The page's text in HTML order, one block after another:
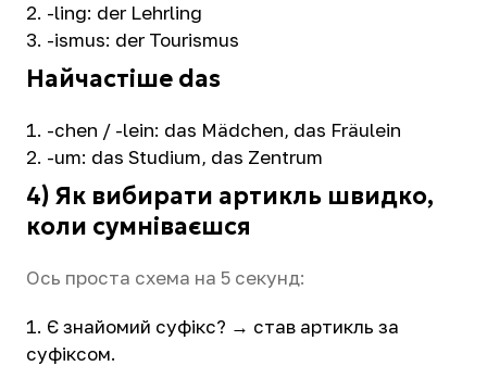
-ling: der Lehrling
-ismus: der Tourismus
Найчастіше das
-chen / -lein: das Mädchen, das Fräulein
-um: das Studium, das Zentrum
4) Як вибирати артикль швидко,
коли сумніваєшся
Ось проста схема на 5 секунд:
Є знайомий суфікс? → став артикль за
суфіксом.